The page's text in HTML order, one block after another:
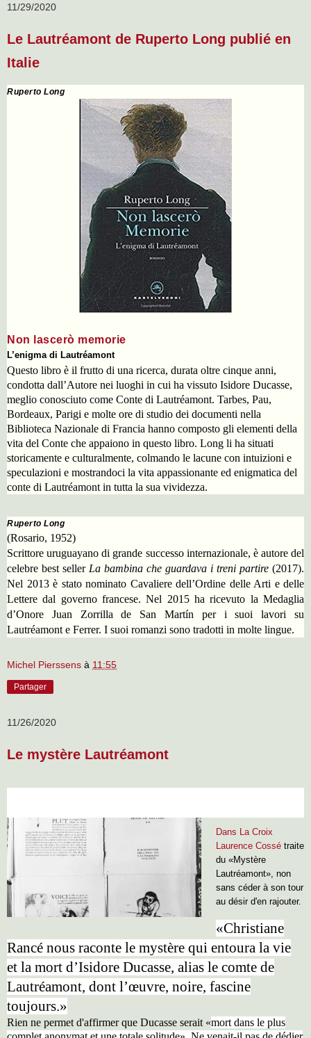
11/29/2020
Le Lautréamont de Ruperto Long publié en
Italie
Ruperto Long
Non lascerò memorie
L’enigma di Lautréamont
Questo libro è il frutto di una ricerca, durata oltre cinque anni,
condotta dall’Autore nei luoghi in cui ha vissuto Isidore Ducasse,
meglio conosciuto come Conte di Lautréamont. Tarbes, Pau,
Bordeaux, Parigi e molte ore di studio dei documenti nella
Biblioteca Nazionale di Francia hanno composto gli elementi della
vita del Conte che appaiono in questo libro. Long li ha situati
storicamente e culturalmente, colmando le lacune con intuizioni e
speculazioni e mostrandoci la vita appassionante ed enigmatica del
conte di Lautréamont in tutta la sua vividezza.
Ruperto Long
(Rosario, 1952)
Scrittore uruguayano di grande successo internazionale, è autore del
celebre best seller La bambina che guardava i treni partire (2017).
Nel 2013 è stato nominato Cavaliere dell’Ordine delle Arti e delle
Lettere dal governo francese. Nel 2015 ha ricevuto la Medaglia
d’Onore Juan Zorrilla de San Martín per i suoi lavori su
Lautréamont e Ferrer. I suoi romanzi sono tradotti in molte lingue.
Michel Pierssens à 11:55
Partager
11/26/2020
Le mystère Lautréamont
Dans La Croix
Laurence Cossé traite
du «Mystère
Lautréamont», non
sans céder à son tour
au désir d'en rajouter.
«Christiane
Rancé nous raconte le mystère qui entoura la vie
et la mort d’Isidore Ducasse, alias le comte de
Lautréamont, dont l’œuvre, noire, fascine
toujours.»
Rien ne permet d'affirmer que Ducasse serait «mort dans le plus